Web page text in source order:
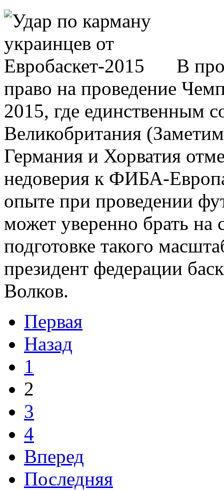
В
право на проведение
2015, где единственным
Великобритания
Германия и Хорватия
недоверия к ФИБА-
опыте при проведении
может уверенно брать на
подготовке такого
президент федерации
Волков.
Первая
Назад
1
2
3
4
Вперед
Последняя